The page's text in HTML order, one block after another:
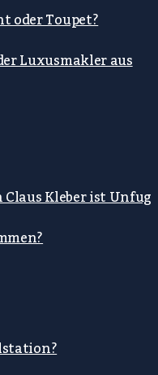
oder Toupet?
Luxusmakler aus
Kleber ist Unfug